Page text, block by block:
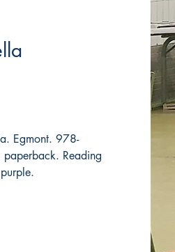
Egmont. 978-
Reading